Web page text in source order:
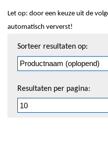
Let op: door een keuze uit de
automatisch ververst!
pagineren
Sorteer resultaten op:
Resultaten per pagina: